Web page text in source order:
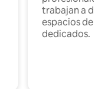
trabajan a
espacios de
dedicados.